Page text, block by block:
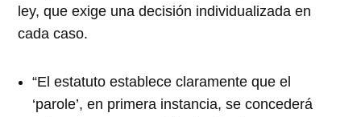
ley, que exige una decisión individualizada en
cada caso.
“El estatuto establece claramente que el
‘parole’, en primera instancia, se concederá